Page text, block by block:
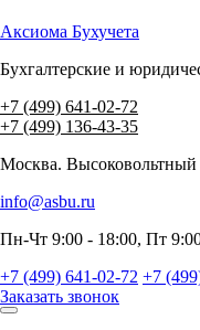
Аксиома Бухучета
Бухгалтерские и
+7 (499) 641-02-72
+7 (499) 136-43-35
Москва. Высоковольтный
info@asbu.ru
Пн-Чт 9:00 - 18:00, Пт
+7 (499) 641-02-72 +7
Заказать звонок